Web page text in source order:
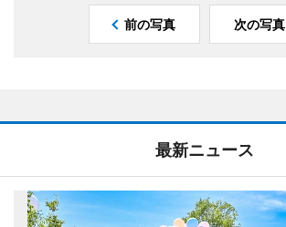
前の写真 次の写真
最新ニュース